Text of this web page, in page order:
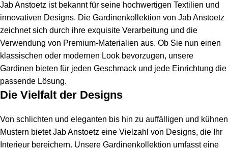
Jab Anstoetz ist bekannt für seine hochwertigen Textilien und
innovativen Designs. Die Gardinenkollektion von Jab Anstoetz
zeichnet sich durch ihre exquisite Verarbeitung und die
Verwendung von Premium-Materialien aus. Ob Sie nun einen
klassischen oder modernen Look bevorzugen, unsere
Gardinen bieten für jeden Geschmack und jede Einrichtung die
passende Lösung.
Die Vielfalt der Designs
Von schlichten und eleganten bis hin zu auffälligen und kühnen
Mustern bietet Jab Anstoetz eine Vielzahl von Designs, die Ihr
Interieur bereichern. Unsere Gardinenkollektion umfasst eine